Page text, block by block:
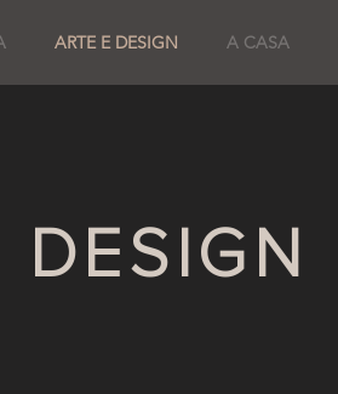
ARTE E DESIGN A CASA
DESIGN